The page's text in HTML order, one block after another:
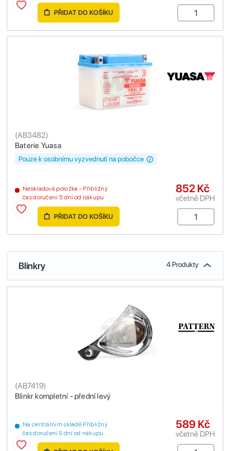
PŘIDAT DO KOŠÍKU
Baterie Yuasa
(AB3482)
Neskladová položka - Přibližný
čas doručení 5 dní od nákupu
Pouze k osobnímu vyzvednutí na pobočce
852 Kč
včetně DPH
PŘIDAT DO KOŠÍKU
Blinkry 4 Produkty
Blinkr kompletní - přední levý
(AB7419)
Na centrálním skladě Přibližný
čas doručení 9 dní od nákupu
589 Kč
včetně DPH